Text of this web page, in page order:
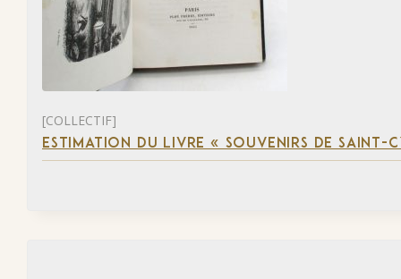
[COLLECTIF]
ESTIMATION DU LIVRE « SOUVENIRS DE SAINT-